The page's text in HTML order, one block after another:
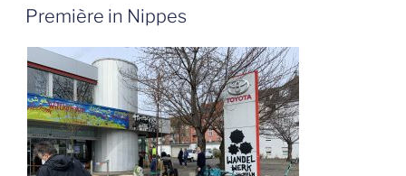
AM
Pre­miè­re in Nippes